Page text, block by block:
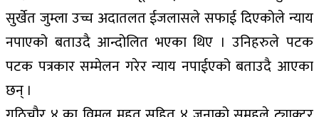
सुर्खेत जुम्ला उच्च अदातलत ईजलासले सफाई दिएकोले न्याय
नपाएको बताउदै आन्दोलित भएका थिए । उनिहरुले पटक
पटक पत्रकार सम्मेलन गरेर न्याय नपाईएको बताउदै आएका
छन् ।